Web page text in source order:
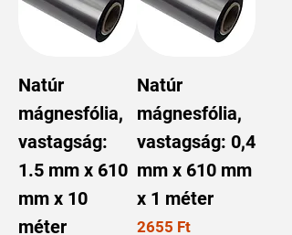
Natúr
mágnesfólia,
vastagság:
1.5 mm x 610
mm x 10
méter
Natúr
mágnesfólia,
vastagság: 0,4
mm x 610 mm
x 1 méter
Ár
2655 Ft